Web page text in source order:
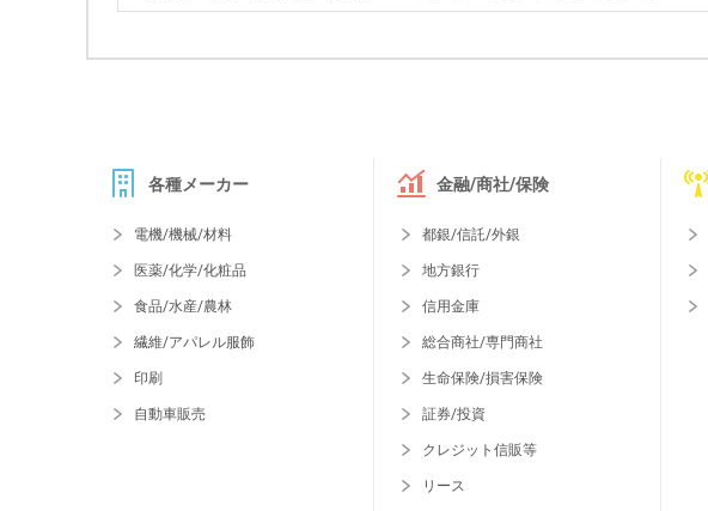
各種メーカー
電機/機械/材料
医薬/化学/化粧品
食品/水産/農林
繊維/アパレル服飾
印刷
自動車販売
金融/商社/保険
都銀/信託/外銀
地方銀行
信用金庫
総合商社/専門商社
生命保険/損害保険
証券/投資
クレジット信販等
リース